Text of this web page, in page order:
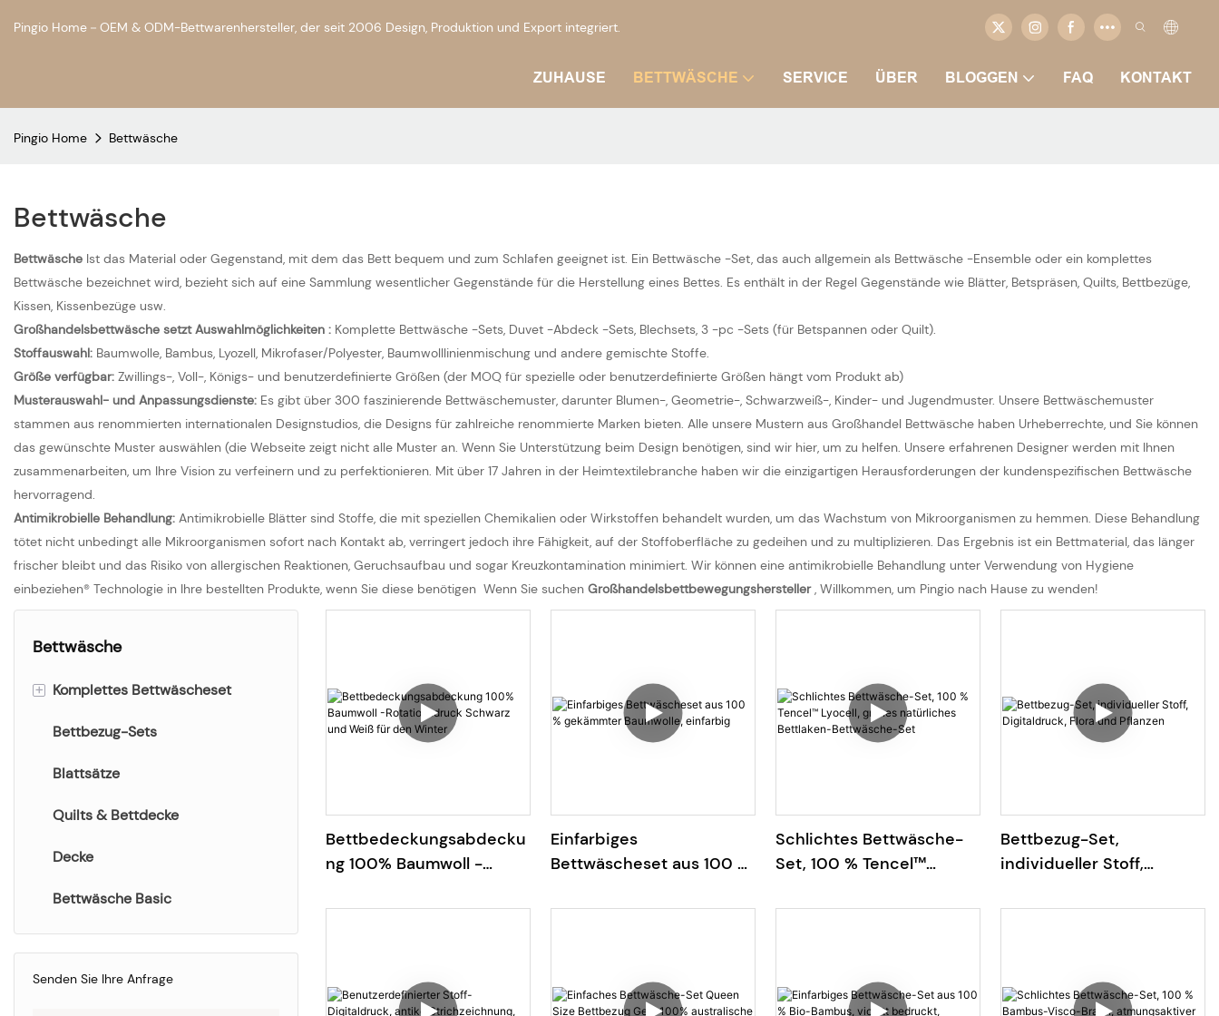
Pingio Home－OEM & ODM-Bettwarenhersteller, der seit 2006 Design, Produktion und Export integriert.
ZUHAUSE BETTWÄSCHE SERVICE ÜBER BLOGGEN FAQ KONTAKT
Pingio Home Bettwäsche
Bettwäsche
Bettwäsche Ist das Material oder Gegenstand, mit dem das Bett bequem und zum Schlafen geeignet ist. Ein Bettwäsche -Set, das auch allgemein als Bettwäsche -Ensemble oder ein komplettes
Bettwäsche bezeichnet wird, bezieht sich auf eine Sammlung wesentlicher Gegenstände für die Herstellung eines Bettes. Es enthält in der Regel Gegenstände wie Blätter, Betspräsen, Quilts, Bettbezüge,
Kissen, Kissenbezüge usw.
Großhandelsbettwäsche setzt Auswahlmöglichkeiten : Komplette Bettwäsche -Sets, Duvet -Abdeck -Sets, Blechsets, 3 -pc -Sets (für Betspannen oder Quilt).
Stoffauswahl: Baumwolle, Bambus, Lyozell, Mikrofaser/Polyester, Baumwolllinienmischung und andere gemischte Stoffe.
Größe verfügbar: Zwillings-, Voll-, Königs- und benutzerdefinierte Größen (der MOQ für spezielle oder benutzerdefinierte Größen hängt vom Produkt ab)
Musterauswahl- und Anpassungsdienste: Es gibt über 300 faszinierende Bettwäschemuster, darunter Blumen-, Geometrie-, Schwarzweiß-, Kinder- und Jugendmuster. Unsere Bettwäschemuster
stammen aus renommierten internationalen Designstudios, die Designs für zahlreiche renommierte Marken bieten. Alle unsere Mustern aus Großhandel Bettwäsche haben Urheberrechte, und Sie können
das gewünschte Muster auswählen (die Webseite zeigt nicht alle Muster an. Wenn Sie Unterstützung beim Design benötigen, sind wir hier, um zu helfen. Unsere erfahrenen Designer werden mit Ihnen
zusammenarbeiten, um Ihre Vision zu verfeinern und zu perfektionieren. Mit über 17 Jahren in der Heimtextilebranche haben wir die einzigartigen Herausforderungen der kundenspezifischen Bettwäsche
hervorragend.
Antimikrobielle Behandlung: Antimikrobielle Blätter sind Stoffe, die mit speziellen Chemikalien oder Wirkstoffen behandelt wurden, um das Wachstum von Mikroorganismen zu hemmen. Diese Behandlung
tötet nicht unbedingt alle Mikroorganismen sofort nach Kontakt ab, verringert jedoch ihre Fähigkeit, auf der Stoffoberfläche zu gedeihen und zu multiplizieren. Das Ergebnis ist ein Bettmaterial, das länger
frischer bleibt und das Risiko von allergischen Reaktionen, Geruchsaufbau und sogar Kreuzkontamination minimiert. Wir können eine antimikrobielle Behandlung unter Verwendung von Hygiene
einbeziehen® Technologie in Ihre bestellten Produkte, wenn Sie diese benötigen Wenn Sie suchen Großhandelsbettbewegungshersteller, Willkommen, um Pingio nach Hause zu wenden!
Bettwäsche
+ Komplettes Bettwäscheset
Bedrucktes Bettwäscheset
Einfarbiges Bettwäscheset
Jacquard & besticktes
Bettbezug-Sets
Blattsätze
Quilts & Bettdecke
Decke
Bettwäsche Basic
Senden Sie Ihre Anfrage
Bettbedeckungsabdecku
ng 100% Baumwoll -
und Weiß für den Winter
Einfarbiges
Bettwäscheset aus 100 %
einfarbig
Schlichtes Bettwäsche-
Set, 100 % Tencel™
natürliches Bettlaken-
Bettbezug-Set,
individueller Stoff,
Pflanzen